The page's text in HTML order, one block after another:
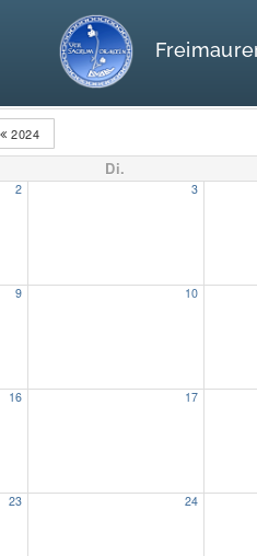
2024
Di.
2 3
9 10
16 17
23 24